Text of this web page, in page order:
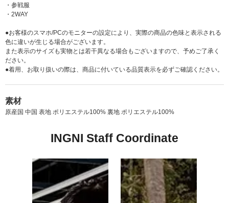
・参戦服
・2WAY
●お客様のスマホ/PCのモニターの設定により、実際の商品の色味と表示される
色に違いが生じる場合がございます。
また表示のサイズも実物とは若干異なる場合もございますので、予めご了承く
ださい。
●着用、お取り扱いの際は、商品に付いている品質表示を必ずご確認ください。
素材
原産国 中国 表地 ポリエステル100% 裏地 ポリエステル100%
INGNI Staff Coordinate